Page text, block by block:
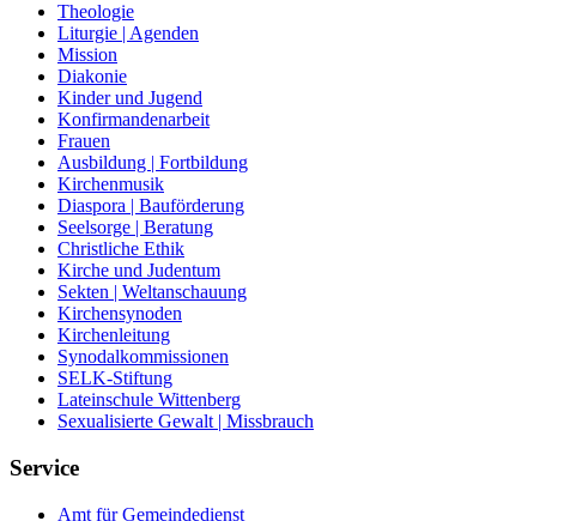
Theologie
Liturgie | Agenden
Mission
Diakonie
Kinder und Jugend
Konfirmandenarbeit
Frauen
Ausbildung | Fortbildung
Kirchenmusik
Diaspora | Bauförderung
Seelsorge | Beratung
Christliche Ethik
Kirche und Judentum
Sekten | Weltanschauung
Kirchensynoden
Kirchenleitung
Synodalkommissionen
SELK-Stiftung
Lateinschule Wittenberg
Sexualisierte Gewalt | Missbrauch
Service
Amt für Gemeindedienst